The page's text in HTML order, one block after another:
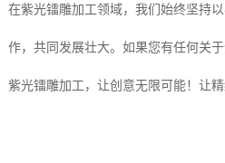
在紫光镭雕加工领域，我们始终坚持
作，共同发展壮大。如果您有任何关
紫光镭雕加工，让创意无限可能！让